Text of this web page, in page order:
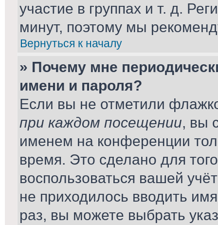
участие в группах и т. д.
минут, поэтому мы
Вернуться к началу
» Почему мне
имени и пароля?
Если вы не отметили
при каждом посещении, вы
именем на конференции
время. Это сделано для
воспользоваться вашей
не приходилось вводить
раз, вы можете выбрать